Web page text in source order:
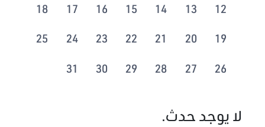
12
13
14
15
16
17
18
19
20
21
22
23
24
25
26
27
28
29
30
31
لا يوجد حدث.